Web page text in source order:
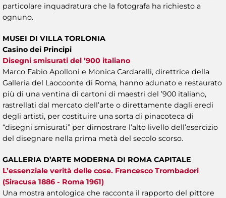
particolare inquadratura che la fotografa ha richiesto a
ognuno.
MUSEI DI VILLA TORLONIA
Casino dei Principi
Disegni smisurati del ’900 italiano
Marco Fabio Apolloni e Monica Cardarelli, direttrice della
Galleria del Laocoonte di Roma, hanno adunato e restaurato
più di una ventina di cartoni di maestri del ’900 italiano,
rastrellati dal mercato dell’arte o direttamente dagli eredi
degli artisti, per costituire una sorta di pinacoteca di
“disegni smisurati” per dimostrare l’alto livello dell’esercizio
del disegnare nella prima metà del secolo scorso.
GALLERIA D’ARTE MODERNA DI ROMA CAPITALE
L’essenziale verità delle cose. Francesco Trombadori
(Siracusa 1886 - Roma 1961)
Una mostra antologica che racconta il rapporto del pittore